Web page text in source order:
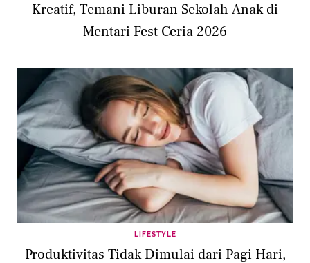
Kreatif, Temani Liburan Sekolah Anak di
Mentari Fest Ceria 2026
LIFESTYLE
Produktivitas Tidak Dimulai dari Pagi Hari,